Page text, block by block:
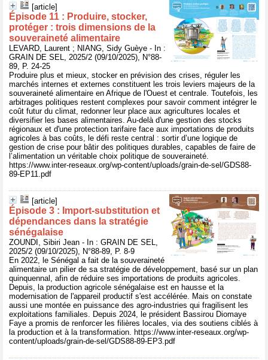
[article]
Épisode 11 : Produire, stocker,
protéger : trois dimensions de la
souveraineté alimentaire
LEVARD, Laurent ; NIANG, Sidy Guèye - In :
GRAIN DE SEL, 2025/2 (09/10/2025), N°88-
89, P. 24-25
Produire plus et mieux, stocker en prévision des crises, réguler les
marchés internes et externes constituent les trois leviers majeurs de la
souveraineté alimentaire en Afrique de l'Ouest et centrale. Toutefois, les
arbitrages politiques restent complexes pour savoir comment intégrer le
coût futur du climat, redonner leur place aux agricultures locales et
diversifier les bases alimentaires. Au-delà d'une gestion des stocks
régionaux et d'une protection tarifaire face aux importations de produits
agricoles à bas coûts, le défi reste central : sortir d’une logique de
gestion de crise pour bâtir des politiques durables, capables de faire de
l’alimentation un véritable choix politique de souveraineté.
https://www.inter-reseaux.org/wp-content/uploads/grain-de-sel/GDS88-
89-EP11.pdf
[article]
Épisode 3 : Import-substitution et
dépendances dans la stratégie
sénégalaise
ZOUNDI, Sibiri Jean - In : GRAIN DE SEL,
2025/2 (09/10/2025), N°88-89, P. 8-9
En 2022, le Sénégal a fait de la souveraineté
alimentaire un pilier de sa stratégie de développement, basé sur un plan
quinquennal, afin de réduire ses importations de produits agricoles.
Depuis, la production agricole sénégalaise est en hausse et la
modernisation de l'appareil productif s'est accélérée. Mais on constate
aussi une montée en puissance des agro-industries qui fragilisent les
exploitations familiales. Depuis 2024, le président Bassirou Diomaye
Faye a promis de renforcer les filières locales, via des soutiens ciblés à
la production et à la transformation. https://www.inter-reseaux.org/wp-
content/uploads/grain-de-sel/GDS88-89-EP3.pdf